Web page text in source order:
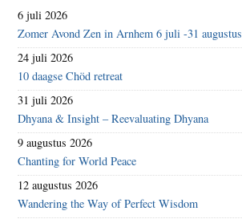
6 juli 2026
Zomer Avond Zen in Arnhem 6 juli -31 augustus
24 juli 2026
10 daagse Chöd retreat
31 juli 2026
Dhyana & Insight – Reevaluating Dhyana
9 augustus 2026
Chanting for World Peace
12 augustus 2026
Wandering the Way of Perfect Wisdom